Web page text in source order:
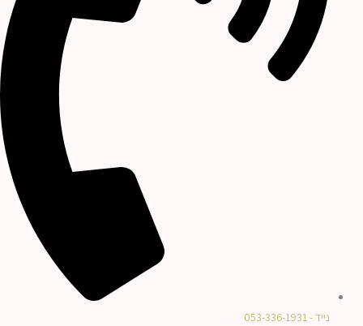
נייד - 053-336-1931